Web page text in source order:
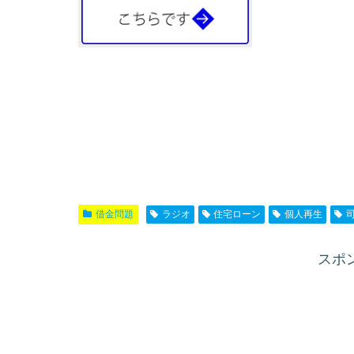
借金問題 ラジオ 住宅ローン 個人再生
スポ